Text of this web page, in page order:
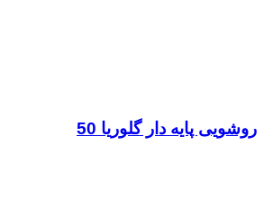
روشویی پایه دار گلوریا 50